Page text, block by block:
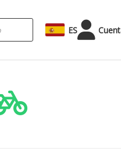
ES